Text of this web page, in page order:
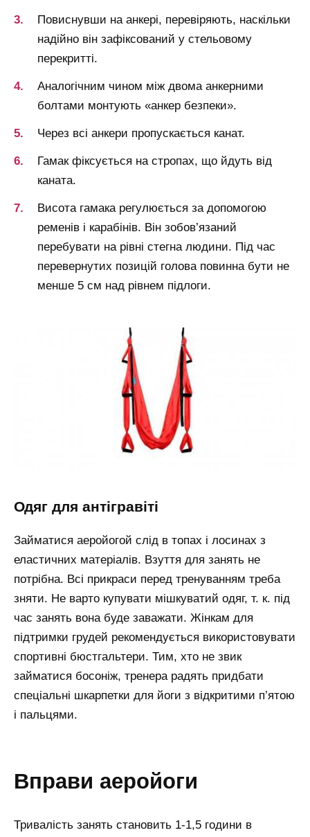
Повиснувши на анкері, перевіряють, наскільки
надійно він зафіксований у стельовому
перекритті.
Аналогічним чином між двома анкерними
болтами монтують «анкер безпеки».
Через всі анкери пропускається канат.
Гамак фіксується на стропах, що йдуть від
каната.
Висота гамака регулюється за допомогою
ременів і карабінів. Він зобов’язаний
перебувати на рівні стегна людини. Під час
перевернутих позицій голова повинна бути не
менше 5 см над рівнем підлоги.
одяг для антігравіті
Займатися аеройогой слід в топах і лосинах з
еластичних матеріалів. Взуття для занять не
потрібна. Всі прикраси перед тренуванням треба
зняти. Не варто купувати мішкуватий одяг, т. к. під
час занять вона буде заважати. Жінкам для
підтримки грудей рекомендується використовувати
спортивні бюстгальтери. Тим, хто не звик
займатися босоніж, тренера радять придбати
спеціальні шкарпетки для йоги з відкритими п’ятою
і пальцями.
вправи аеройоги
Тривалість занять становить 1-1,5 години в